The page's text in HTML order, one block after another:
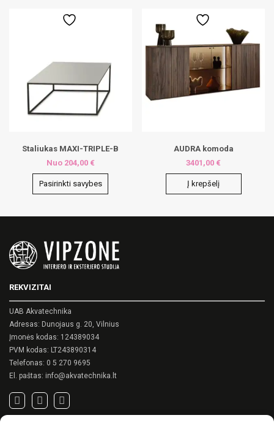
Staliukas MAXI-TRIPLE-B
Nuo 204,00 €
Pasirinkti savybes
variants.
The
options
be
chosen
on
the
page
AUDRA komoda
3401,00 €
Į krepšelį
REKVIZITAI
UAB Akvatechnika
Adresas: Dunojaus g. 20, Vilnius
Įmonės kodas: 124389034
PVM kodas: LT243890314
Telefonas: 0 5 270 9695
El. paštas: info@akvatechnika.lt